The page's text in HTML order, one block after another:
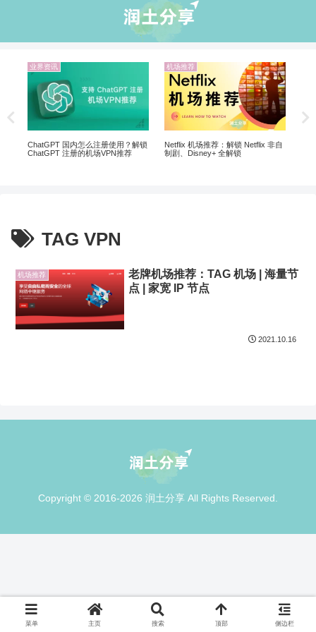
业界资讯
ChatGPT 国内怎么注册使用？解锁
ChatGPT 注册的机场VPN推荐
机场推荐
Netflix 机场推荐：解锁 Netflix 非自
制剧、Disney+ 全解锁
TAG VPN
机场推荐
老牌机场推荐：TAG 机场 | 海量节
点 | 家宽 IP 节点
2021.10.16
Copyright © 2016-2026 润土分享 All Rights Reserved.
菜单 主页 搜索 顶部 侧边栏